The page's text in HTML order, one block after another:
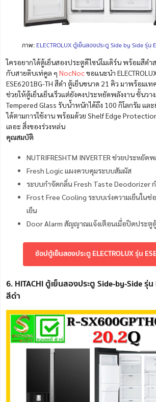
ภาพ: ELECTROLUX ตู้เย็นสองประตู Side by Side รุ่น
ใครอยากได้ตู้เย็นสองประตูดีไซน์โมเดิร์น พร้อมสีด
กับสายดิบเท่คูล ๆ NocNocขอแนะนำ
ESE6201BG-TH สีดำ ตู้เย็นขนาด 21 คิว มาพร้อมเ
ช่วยให้ตู้เย็นเย็นเร็วแต่ยังคงประหยัดพลังงาน ชั้นวา
Tempered Glass รับน้ำหนักได้ถึง 100 กิโลกรัม แล
ได้ตามการใช้งาน พร้อมด้วย Shelf Edge
เลอะ สิ่งของร่วงหล่น
คุณสมบัติ
NUTRIFRESHTM INVERTER ช่วยประหยัด
Fresh Logic แผงควบคุมระบบสัมผัส
ระบบกำจัดกลิ่น Fresh Taste Deodorizer
Frost Free Cooling ระบบเร่งความเย็นใน
เย็น
Door Alarm สัญญาณแจ้งเตือนเมื่อปิดประตู
ช้อปตู้เย็นสองประตู ELECTROLUX รุ่น
6. HITACHI ตู้เย็นสองประตู Side-by-Side รุ่น
สีดำ